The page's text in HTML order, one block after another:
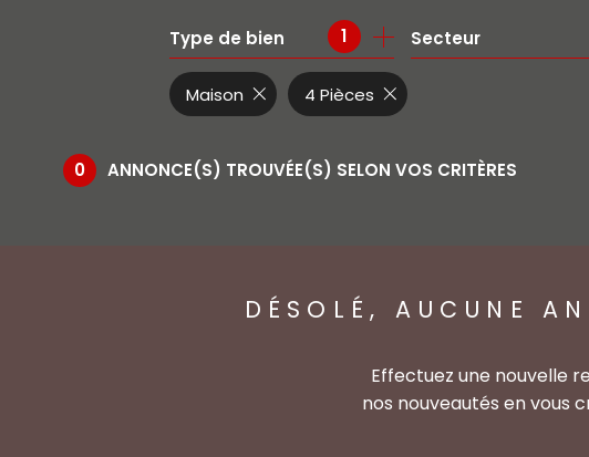
DE L'ANCIEN
DE L'IMMO PRO
Type de bien 1 Secteur
Maison 4 Pièces
0 ANNONCE(S) TROUVÉE(S) SELON VOS CRITÈRES
DÉSOLÉ, AUCUNE
Effectuez une nouvelle
nos nouveautés en vous